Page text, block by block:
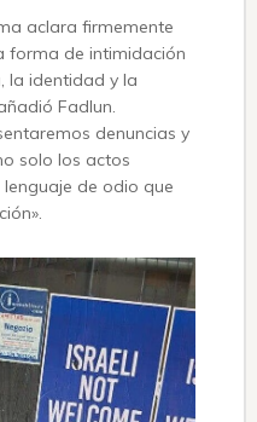
aclara firmemente
forma de intimidación
la identidad y la
Fadlun.
denuncias y
solo los actos
de odio que